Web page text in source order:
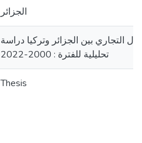
الجزائر
التجاري بين الجزائر وتركيا دراسة
تحليلية للفترة : 2000-2022
Thesis